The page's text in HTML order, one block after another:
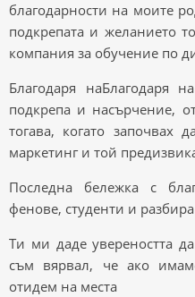
благодарности на моите
подкрепата и желанието
компания за обучение по
Благодаря наБлагодаря
подкрепа и насърчение,
тогава, когато започвах
маркетинг и той
Последна бележка с
фенове, студенти и
Ти ми даде увереността
съм вярвал, че ако
отидем на места